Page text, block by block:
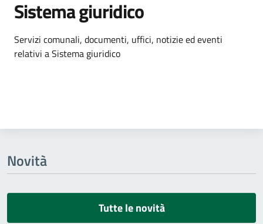
Sistema giuridico
Dettagli dell'argomento
Servizi comunali, documenti, uffici, notizie ed eventi
relativi a Sistema giuridico
Novità
Tutte le novità